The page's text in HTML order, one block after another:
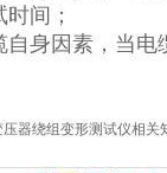
间；
自身因素，当
压器绕组变形测试仪相关